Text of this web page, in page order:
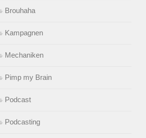
Brouhaha
Kampagnen
Mechaniken
Pimp my Brain
Podcast
Podcasting